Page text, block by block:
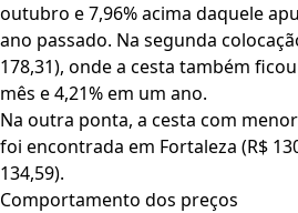
outubro e 7,96% acima daquele
ano passado. Na segunda
178,31), onde a cesta também
mês e 4,21% em um ano.
Na outra ponta, a cesta com
foi encontrada em Fortaleza (R$
134,59).
Comportamento dos preços